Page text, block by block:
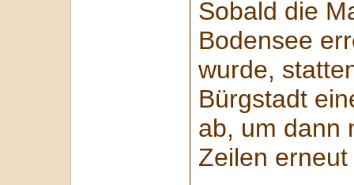
Sobald die
Bodensee
wurde,
Bürgstadt
ab, um dann
Zeilen